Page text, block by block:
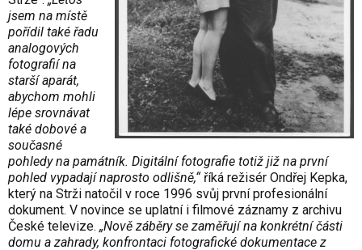
jsem na místě
pořídil také řadu
analogových
fotografií na
starší aparát,
abychom mohli
lépe srovnávat
také dobové a
současné
pohledy na památník. Digitální fotografie totiž již na první
pohled vypadají naprosto odlišně,“ říká režisér Ondřej Kepka,
který na Strži natočil v roce 1996 svůj první profesionální
dokument. V novince se uplatní i filmové záznamy z archivu
České televize. „Nově záběry se zaměřují na konkrétní části
domu a zahrady, konfrontaci fotografické dokumentace z